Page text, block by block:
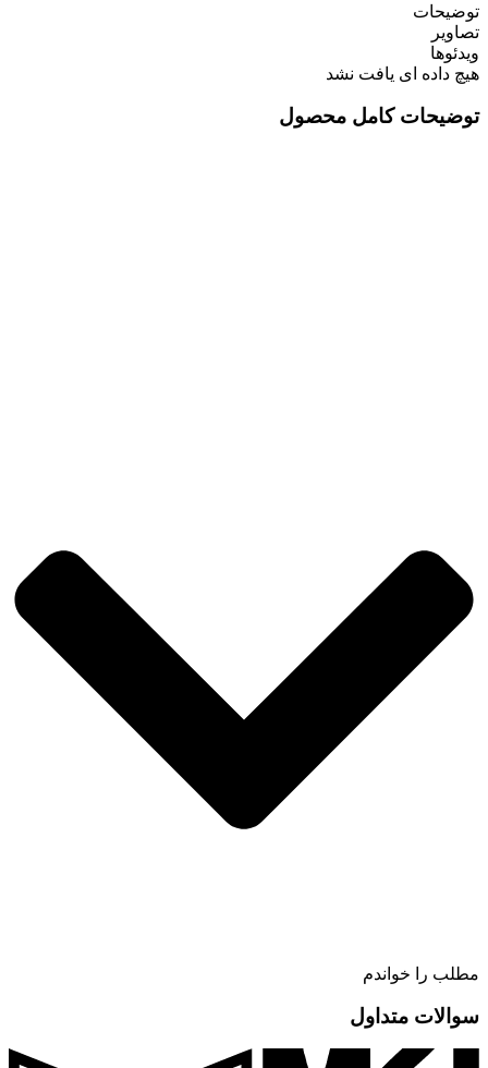
توضیحات
تصاویر
ویدئوها
هیچ داده ای یافت نشد
توضیحات کامل محصول
مطلب را خواندم
سوالات متداول